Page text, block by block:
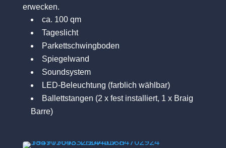
erwecken.
ca. 100 qm
Tageslicht
Parkettschwingboden
Spiegelwand
Soundsystem
LED-Beleuchtung (farblich wählbar)
Ballettstangen (2 x fest installiert, 1 x Braig
Barre)